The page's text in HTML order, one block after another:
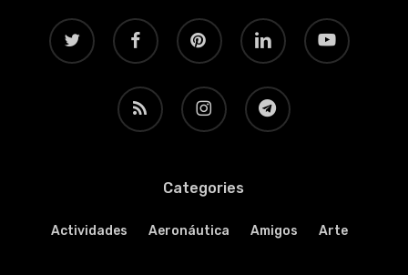
twitter facebook pinterest linkedin youtube
RSS instagram telegram
Categories
Actividades Aeronáutica Amigos Arte